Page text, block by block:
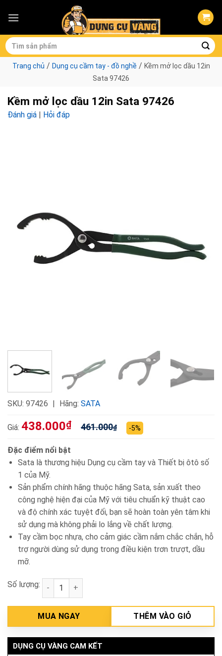
Tìm
kiếm:
Trang chủ / Dụng cụ cầm tay - đồ nghề / Kềm mở lọc dầu 12in
Sata 97426
Kềm mở lọc dầu 12in Sata 97426
Đánh giá | Hỏi đáp
SKU: 97426 Hãng: SATA
Giá: 438.000₫ 461.000₫ -5%
Đặc điểm nổi bật
Sata là thương hiệu Dụng cụ cầm tay và Thiết bị ôtô số
1 của Mỹ.
Sản phẩm chính hãng thuộc hãng Sata, sản xuất theo
công nghệ hiện đại của Mỹ với tiêu chuẩn kỹ thuật cao
và độ chính xác tuyệt đối, bạn sẽ hoàn toàn yên tâm khi
sử dụng mà không phải lo lắng về chất lượng.
Tay cầm bọc nhựa, cho cảm giác cầm nắm chắc chắn, hỗ
trợ người dùng sử dụng trong điều kiện trơn trượt, dầu
mỡ.
Số lượng: Kềm mở lọc dầu 12in Sata 97426 số lượng
MUA NGAY THÊM VÀO GIỎ
DỤNG CỤ VÀNG CAM KẾT